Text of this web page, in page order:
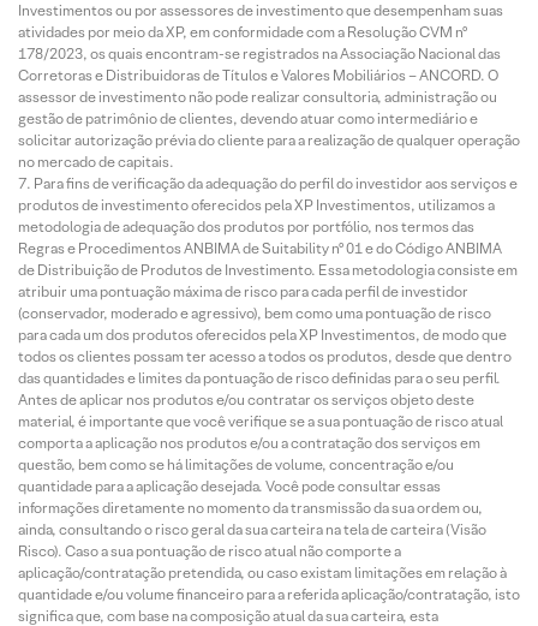
Investimentos ou por assessores de investimento que desempenham suas
atividades por meio da XP, em conformidade com a Resolução CVM nº
178/2023, os quais encontram-se registrados na Associação Nacional das
Corretoras e Distribuidoras de Títulos e Valores Mobiliários – ANCORD. O
assessor de investimento não pode realizar consultoria, administração ou
gestão de patrimônio de clientes, devendo atuar como intermediário e
solicitar autorização prévia do cliente para a realização de qualquer operação
no mercado de capitais.
Para fins de verificação da adequação do perfil do investidor aos serviços e
produtos de investimento oferecidos pela XP Investimentos, utilizamos a
metodologia de adequação dos produtos por portfólio, nos termos das
Regras e Procedimentos ANBIMA de Suitability nº 01 e do Código ANBIMA
de Distribuição de Produtos de Investimento. Essa metodologia consiste em
atribuir uma pontuação máxima de risco para cada perfil de investidor
(conservador, moderado e agressivo), bem como uma pontuação de risco
para cada um dos produtos oferecidos pela XP Investimentos, de modo que
todos os clientes possam ter acesso a todos os produtos, desde que dentro
das quantidades e limites da pontuação de risco definidas para o seu perfil.
Antes de aplicar nos produtos e/ou contratar os serviços objeto deste
material, é importante que você verifique se a sua pontuação de risco atual
comporta a aplicação nos produtos e/ou a contratação dos serviços em
questão, bem como se há limitações de volume, concentração e/ou
quantidade para a aplicação desejada. Você pode consultar essas
informações diretamente no momento da transmissão da sua ordem ou,
ainda, consultando o risco geral da sua carteira na tela de carteira (Visão
Risco). Caso a sua pontuação de risco atual não comporte a
aplicação/contratação pretendida, ou caso existam limitações em relação à
quantidade e/ou volume financeiro para a referida aplicação/contratação, isto
significa que, com base na composição atual da sua carteira, esta